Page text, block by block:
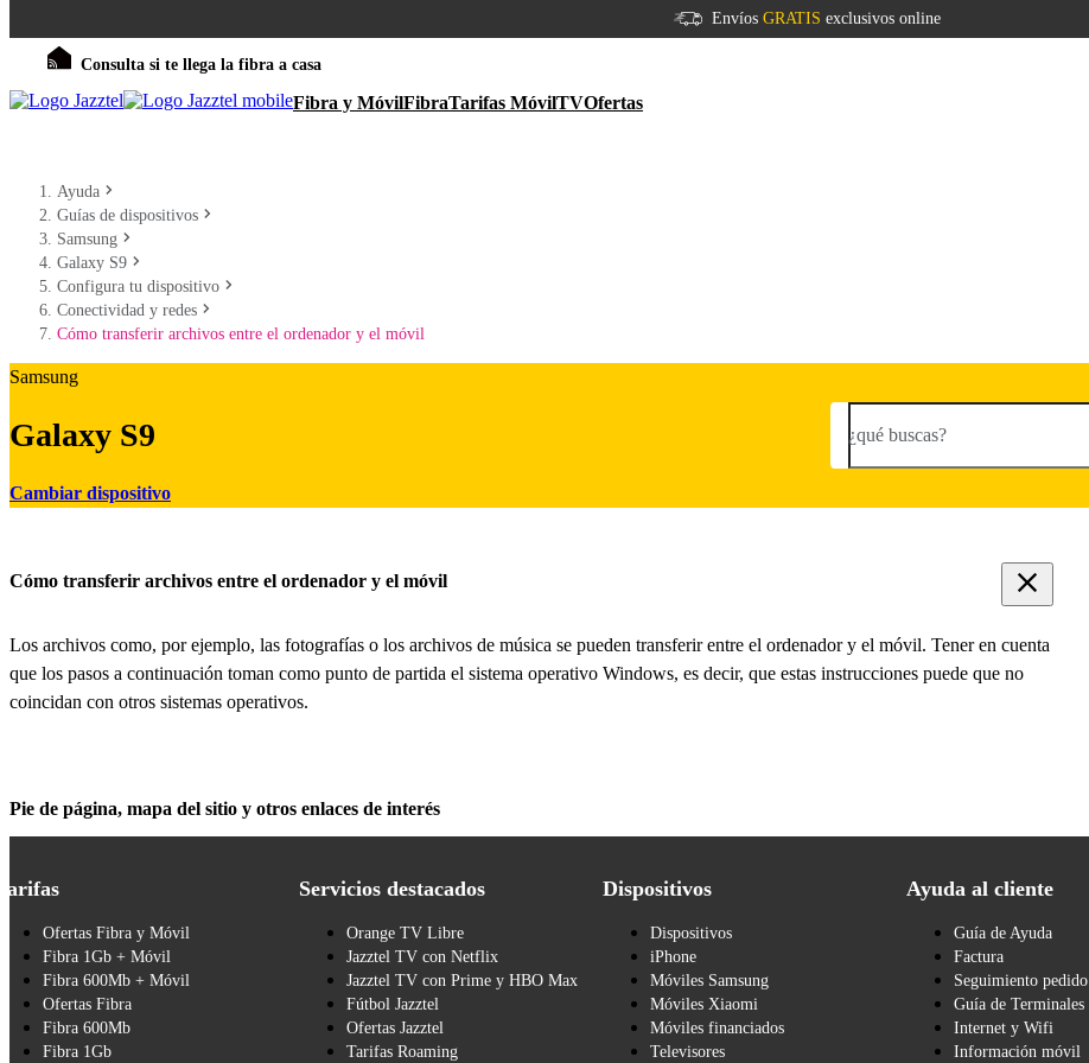
Envíos GRATIS exclusivos online
Consulta si te llega la fibra a casa
Fibra y MóvilFibraTarifas MóvilTVOfertas
Ayuda
Guías de dispositivos
Samsung
Galaxy S9
Configura tu dispositivo
Conectividad y redes
Cómo transferir archivos entre el ordenador y el móvil
Samsung
Galaxy S9
Cambiar dispositivo
¿qué buscas?
Cómo transferir archivos entre el ordenador y el móvil
Los archivos como, por ejemplo, las fotografías o los archivos de música se pueden transferir entre el ordenador y el móvil. Tener en cuenta
que los pasos a continuación toman como punto de partida el sistema operativo Windows, es decir, que estas instrucciones puede que no
coincidan con otros sistemas operativos.
Pie de página, mapa del sitio y otros enlaces de interés
Ofertas Fibra y Móvil
Fibra 1Gb + Móvil
Fibra 600Mb + Móvil
Ofertas Fibra
Fibra 600Mb
Fibra 1Gb
Servicios destacados
Orange TV Libre
Jazztel TV con Netflix
Jazztel TV con Prime y HBO Max
Fútbol Jazztel
Ofertas Jazztel
Tarifas Roaming
Dispositivos
Dispositivos
iPhone
Móviles Samsung
Móviles Xiaomi
Móviles financiados
Televisores
Ayuda al cliente
Guía de Ayuda
Factura
Seguimiento pedido
Guía de Terminales
Internet y Wifi
Información móvil